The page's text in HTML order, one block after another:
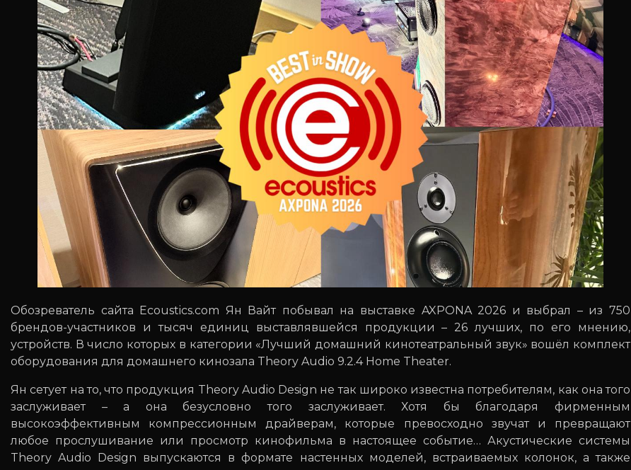
Обозреватель сайта Ecoustics.com Ян Вайт побывал на выставке AXPONA 2026 и выбрал – из 750
брендов-участников и тысяч единиц выставлявшейся продукции – 26 лучших, по его мнению,
устройств. В число которых в категории «Лучший домашний кинотеатральный звук» вошёл комплект
оборудования для домашнего кинозала Theory Audio 9.2.4 Home Theater.
Ян сетует на то, что продукция Theory Audio Design не так широко известна потребителям, как она того
заслуживает – а она безусловно того заслуживает. Хотя бы благодаря фирменным
высокоэффективным компрессионным драйверам, которые превосходно звучат и превращают
любое прослушивание или просмотр кинофильма в настоящее событие… Акустические системы
Theory Audio Design выпускаются в формате настенных моделей, встраиваемых колонок, а также